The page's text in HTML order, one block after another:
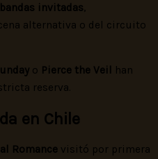
bandas invitadas,
alternativa o del circuito
o Pierce the Veil
han
reserva.
en Chile
Romance visitó por primera